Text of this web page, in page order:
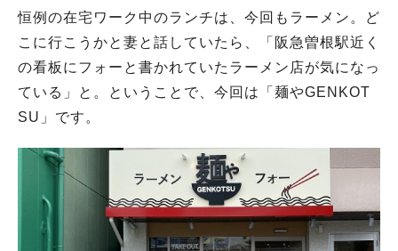
恒例の在宅ワーク中のランチは、今回もラーメン。ど
こに行こうかと妻と話していたら、「阪急曽根駅近く
の看板にフォーと書かれていたラーメン店が気になっ
ている」と。ということで、今回は「麺やGENKOT
SU」です。